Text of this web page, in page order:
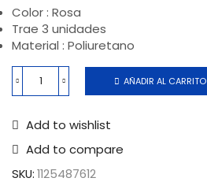
Color : Rosa
Trae 3 unidades
Material : Poliuretano
AÑADIR AL CARRITO
Add to wishlist
Add to compare
SKU:1125487612